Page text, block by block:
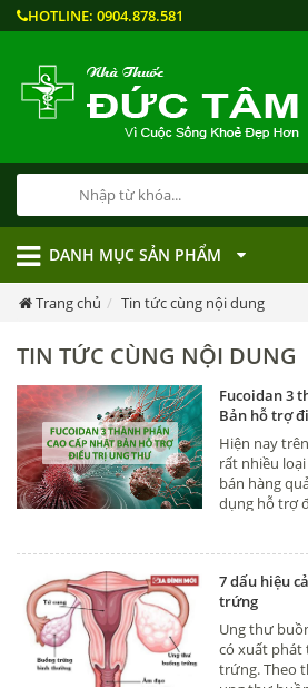
HOTLINE: 0904.878.581
DANH MỤC SẢN PHẨM
Trang chủ Tin tức cùng nội dung
TIN TỨC CÙNG NỘI DUNG
Fucoidan 3
Bản hỗ trợ
Hiện nay
rất nhiều
bán hàng
dụng hỗ trợ
các loại
trăm ngàn.
loại
Fucoidan là
ung thư,
không mời
7 dấu hiệu
trứng
Ung thư
có xuất phát
trứng. Theo